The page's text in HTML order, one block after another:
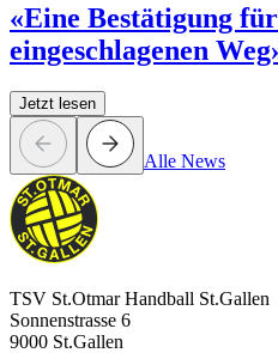
«Eine Bestätigung
eingeschlagenen
Jetzt lesen
Alle News
TSV St.Otmar Handball St.Gallen
Sonnenstrasse 6
9000 St.Gallen